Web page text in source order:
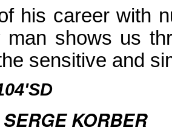
his career with
shows us
sensitive and
KORBER